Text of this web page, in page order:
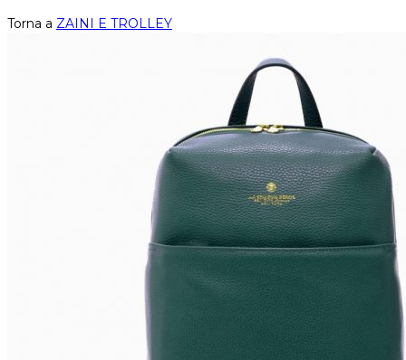
Torna a ZAINI E TROLLEY